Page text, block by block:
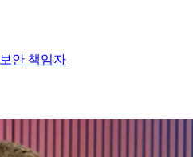
보안 책임자